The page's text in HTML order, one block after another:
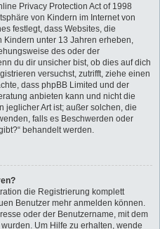
Privacy Protection Act of 1998
von Kindern im Internet von
festlegt, dass Websites, die
unter 13 Jahren erheben,
des oder der
du dir unsicher bist, ob dies auf dich
versuchst, zutrifft, ziehe einen
dass phpBB Limited und der
anbieten kann und nicht die
jeglicher Art ist; außer solchen, die
falls es Beschwerden oder
behandelt werden.
die Registrierung komplett
Benutzer mehr anmelden können.
oder der Benutzername, mit dem
Um Hilfe zu erhalten, wende